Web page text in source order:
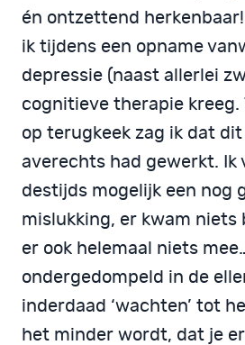
én ontzettend
ik tijdens een opname
depressie (naast allerlei
cognitieve therapie kreeg.
op terugkeek zag ik dat
averechts had gewerkt. Ik
destijds mogelijk een nog
mislukking, er kwam niets
er ook helemaal niets
ondergedompeld in de
inderdaad ‘wachten’ tot
het minder wordt, dat je